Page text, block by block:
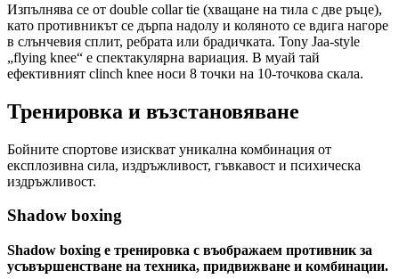
Изпълнява се от double collar tie (хващане на тила с две ръце),
като противникът се дърпа надолу и коляното се вдига нагоре
в слънчевия сплит, ребрата или брадичката. Tony Jaa-style
„flying knee“ е спектакулярна вариация. В муай тай
ефективният clinch knee носи 8 точки на 10-точкова скала.
Тренировка и възстановяване
Бойните спортове изискват уникална комбинация от
експлозивна сила, издръжливост, гъвкавост и психическа
издръжливост.
Shadow boxing
Shadow boxing е тренировка с въображаем противник за
усъвършенстване на техника, придвижване и комбинации.